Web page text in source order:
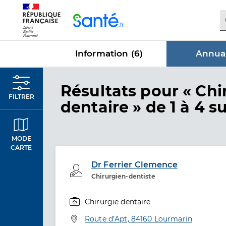
Information (6)
FILTRER
MODE
CARTE
Résultats dans
pour «
dentaire » de 1 à 4
Dr Ferrier Clemence
Chirurgien-dentiste
Professionel de santé
Chirurgie dentaire
Adresse
Route d’Apt, 84160 Lourmarin
Panneau de gestion des cookies